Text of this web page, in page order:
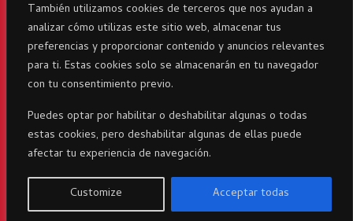
También utilizamos cookies de terceros que nos ayudan a
analizar cómo utilizas este sitio web, almacenar tus
preferencias y proporcionar contenido y anuncios relevantes
para ti. Estas cookies solo se almacenarán en tu navegador
con tu consentimiento previo.
Puedes optar por habilitar o deshabilitar algunas o todas
estas cookies, pero deshabilitar algunas de ellas puede
afectar tu experiencia de navegación.
Customize Acceptar todas